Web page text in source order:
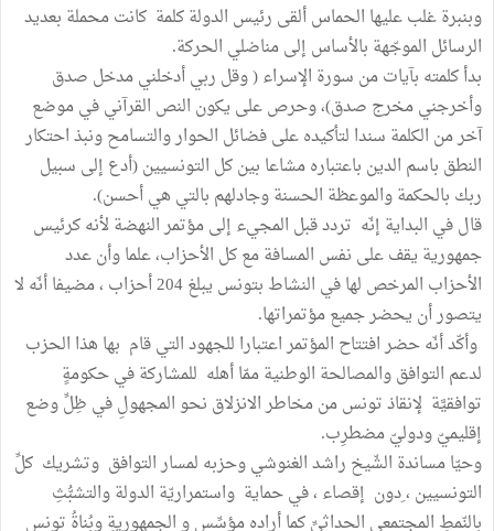
وبنبرة غلب عليها الحماس ألقى رئيس الدولة كلمة كانت محملة بعديد
الرسائل الموجّهة بالأساس إلى مناضلي الحركة.
بدأ كلمته بآيات من سورة الإسراء ( وقل ربي أدخلني مدخل صدق
وأخرجني مخرج صدق)، وحرص على يكون النص القرآني في موضع
آخر من الكلمة سندا لتأكيده على فضائل الحوار والتسامح ونبذ احتكار
النطق باسم الدين باعتباره مشاعا بين كل التونسيين (أدع إلى سبيل
ربك بالحكمة والموعظة الحسنة وجادلهم بالتي هي أحسن).
قال في البداية إنّه تردد قبل المجيء إلى مؤتمر النهضة لأنه كرئيس
جمهورية يقف على نفس المسافة مع كل الأحزاب، علما وأن عدد
الأحزاب المرخص لها في النشاط بتونس يبلغ 204 أحزاب ، مضيفا أنّه لا
يتصور أن يحضر جميع مؤتمراتها.
وأكّد أنّه حضر افتتاح المؤتمر اعتبارا للجهود التي قام بها هذا الحزب
لدعم التوافق والمصالحة الوطنية ممّا أهله للمشاركة في حكومةٍ
توافقيَّة لإنقاذ تونس من مخاطر الانزلاق نحو المجهولِ في ظِلِّ وضع
إقليميّ ودوليّ مضطرِب.
وحيّا مساندة الشّيخ راشد الغنوشي وحزبه لمسار التوافق وتشريك كلِّ
التونسيين ، ِدون إقصاء ، في حماية واستمراريّة الدولة والتشبُّثِ
بالنّمطِ المجتمعي الحداثيِّ كما أراده مؤسِّس و الجمهوريةِ وبُناةُ تونس